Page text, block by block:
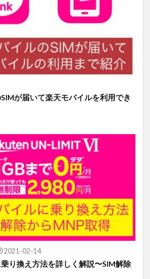
が届いて楽天モバイルを利用でき
2021-02-14
り換え方法を詳しく解説〜SIM解除